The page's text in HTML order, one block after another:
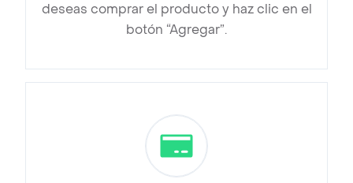
deseas comprar el producto y haz clic en el
botón “Agregar”.